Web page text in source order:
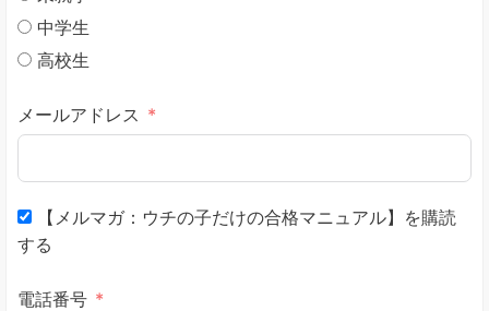
中学生
高校生
メールアドレス
【メルマガ：ウチの子だけの合格マニュアル】を購読
する
電話番号